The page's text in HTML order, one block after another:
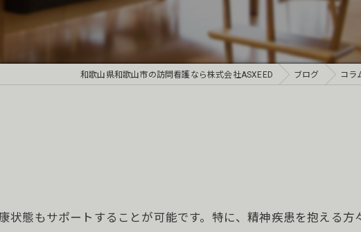
和歌山県和歌山市の訪問看護なら株式会社ASXEED ブログ コラ
状態もサポートすることが可能です。特に、精神疾患を抱える方